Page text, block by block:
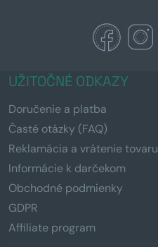
UŽITOČNÉ ODKAZY
Doručenie a platba
Časté otázky (FAQ)
Reklamácia a vrátenie tovaru
Informácie k darčekom
Obchodné podmienky
GDPR
Affiliate program